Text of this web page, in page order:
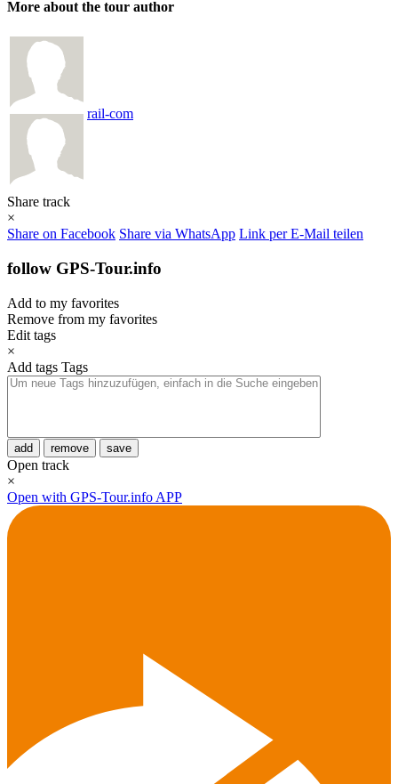
More about the tour author
rail-com
Share track
×
Share on Facebook Share via WhatsApp Link per E-Mail teilen
follow GPS-Tour.info
Add to my favorites
Remove from my favorites
Edit tags
×
Add tags Tags
add remove save
Open track
×
Open with GPS-Tour.info APP